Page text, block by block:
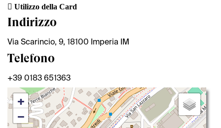
Utilizzo della Card
Indirizzo
Via Scarincio, 9, 18100 Imperia IM
Telefono
+39 0183 651363
+
−